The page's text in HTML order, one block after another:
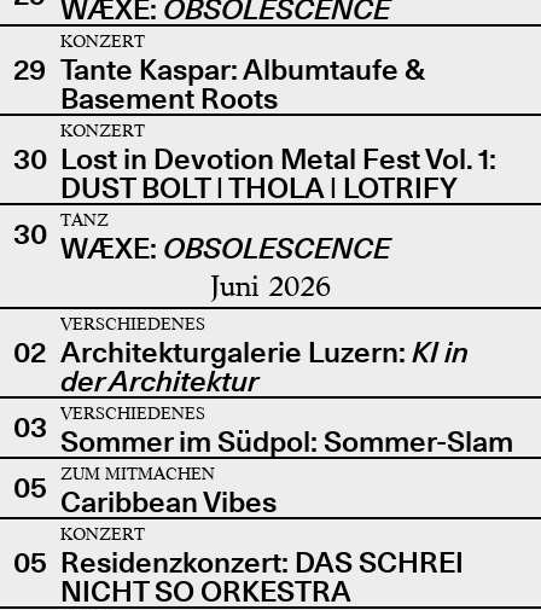
WÆXE: OBSOLESCENCE
29
KONZERT
Tante Kaspar: Albumtaufe &
Basement Roots
30
KONZERT
Lost in Devotion Metal Fest Vol. 1:
DUST BOLT | THOLA | LOTRIFY
30
TANZ
WÆXE: OBSOLESCENCE
Juni 2026
02
VERSCHIEDENES
Architekturgalerie Luzern: KI in
der Architektur
03
VERSCHIEDENES
Sommer im Südpol: Sommer-Slam
05
ZUM MITMACHEN
Caribbean Vibes
05
KONZERT
Residenzkonzert: DAS SCHREI
NICHT SO ORKESTRA